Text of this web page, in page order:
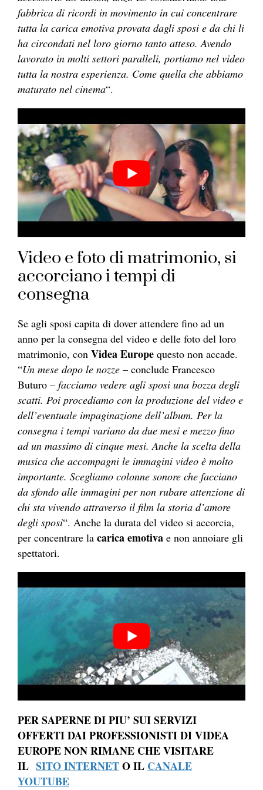
fabbrica di ricordi in movimento in cui concentrare
tutta la carica emotiva provata dagli sposi e da chi li
ha circondati nel loro giorno tanto atteso. Avendo
lavorato in molti settori paralleli, portiamo nel video
tutta la nostra esperienza. Come quella che abbiamo
maturato nel cinema“.
Video e foto di matrimonio, si
accorciano i tempi di
consegna
Se agli sposi capita di dover attendere fino ad un
anno per la consegna del video e delle foto del loro
matrimonio, con Videa Europe questo non accade.
“Un mese dopo le nozze – conclude Francesco
Buturo – facciamo vedere agli sposi una bozza degli
scatti. Poi procediamo con la produzione del video e
dell’eventuale impaginazione dell’album. Per la
consegna i tempi variano da due mesi e mezzo fino
ad un massimo di cinque mesi. Anche la scelta della
musica che accompagni le immagini video è molto
importante. Scegliamo colonne sonore che facciano
da sfondo alle immagini per non rubare attenzione di
chi sta vivendo attraverso il film la storia d’amore
degli sposi“. Anche la durata del video si accorcia,
per concentrare la carica emotiva e non annoiare gli
spettatori.
PER SAPERNE DI PIU’ SUI SERVIZI
OFFERTI DAI PROFESSIONISTI DI VIDEA
EUROPE NON RIMANE CHE VISITARE
IL SITO INTERNETO IL CANALE
YOUTUBE